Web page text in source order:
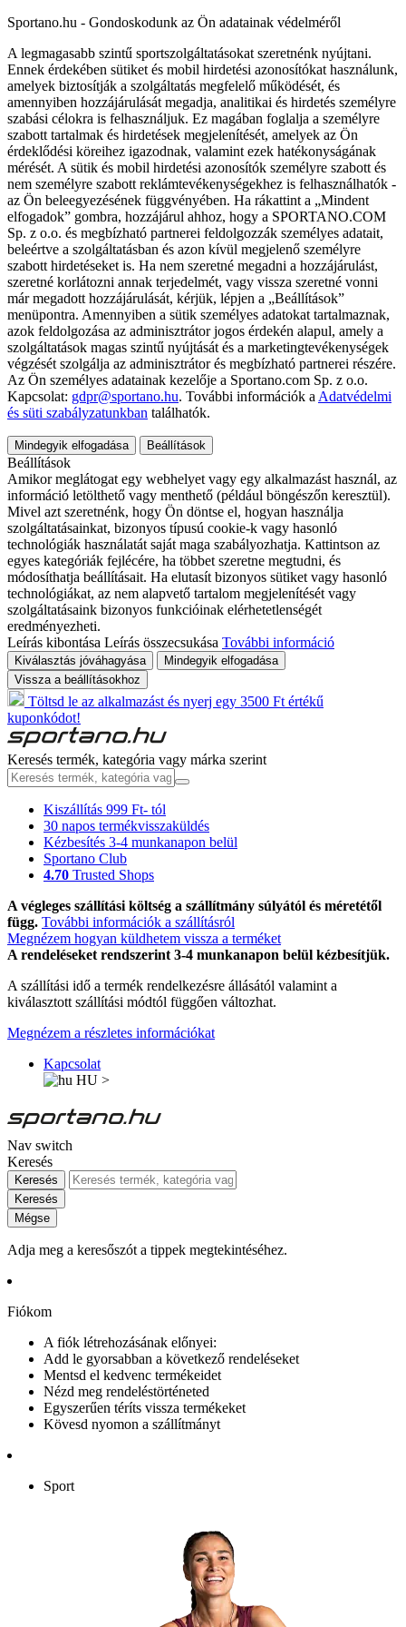
Sportano.hu - Gondoskodunk az Ön adatainak védelméről
A legmagasabb szintű sportszolgáltatásokat szeretnénk nyújtani.
Ennek érdekében sütiket és mobil hirdetési azonosítókat használunk,
amelyek biztosítják a szolgáltatás megfelelő működését, és
amennyiben hozzájárulását megadja, analitikai és hirdetés személyre
szabási célokra is felhasználjuk. Ez magában foglalja a személyre
szabott tartalmak és hirdetések megjelenítését, amelyek az Ön
érdeklődési köreihez igazodnak, valamint ezek hatékonyságának
mérését. A sütik és mobil hirdetési azonosítók személyre szabott és
nem személyre szabott reklámtevékenységekhez is felhasználhatók -
az Ön beleegyezésének függvényében. Ha rákattint a „Mindent
elfogadok” gombra, hozzájárul ahhoz, hogy a SPORTANO.COM
Sp. z o.o. és megbízható partnerei feldolgozzák személyes adatait,
beleértve a szolgáltatásban és azon kívül megjelenő személyre
szabott hirdetéseket is. Ha nem szeretné megadni a hozzájárulást,
szeretné korlátozni annak terjedelmét, vagy vissza szeretné vonni
már megadott hozzájárulását, kérjük, lépjen a „Beállítások”
menüpontra. Amennyiben a sütik személyes adatokat tartalmaznak,
azok feldolgozása az adminisztrátor jogos érdekén alapul, amely a
szolgáltatások magas szintű nyújtását és a marketingtevékenységek
végzését szolgálja az adminisztrátor és megbízható partnerei részére.
Az Ön személyes adatainak kezelője a Sportano.com Sp. z o.o.
Kapcsolat: gdpr@sportano.hu. További információk a Adatvédelmi
és süti szabályzatunkban találhatók.
Mindegyik elfogadása Beállítások
Beállítások
Amikor meglátogat egy webhelyet vagy egy alkalmazást használ, az
információ letölthető vagy menthető (például böngészőn keresztül).
Mivel azt szeretnénk, hogy Ön döntse el, hogyan használja
szolgáltatásainkat, bizonyos típusú cookie-k vagy hasonló
technológiák használatát saját maga szabályozhatja. Kattintson az
egyes kategóriák fejlécére, ha többet szeretne megtudni, és
módosíthatja beállításait. Ha elutasít bizonyos sütiket vagy hasonló
technológiákat, az nem alapvető tartalom megjelenítését vagy
szolgáltatásaink bizonyos funkcióinak elérhetetlenségét
eredményezheti.
Leírás kibontása Leírás összecsukása További információ
Kiválasztás jóváhagyása
Mindegyik elfogadása
Vissza a beállításokhoz
Töltsd le az alkalmazást és nyerj egy 3500 Ft értékű
kuponkódot!
Keresés termék, kategória vagy márka szerint
Kiszállítás 999 Ft- tól
30 napos termékvisszaküldés
Kézbesítés 3-4 munkanapon belül
Sportano Club
4.70 Trusted Shops
A végleges szállítási költség a szállítmány súlyától és méretétől
függ. További információk a szállításról
Megnézem hogyan küldhetem vissza a terméket
A rendeléseket rendszerint 3-4 munkanapon belül kézbesítjük.
A szállítási idő a termék rendelkezésre állásától valamint a
kiválasztott szállítási módtól függően változhat.
Megnézem a részletes információkat
Kapcsolat
HU >
Nav switch
Keresés
Keresés
Keresés
Mégse
Adja meg a keresőszót a tippek megtekintéséhez.
Fiókom
A fiók létrehozásának előnyei:
Add le gyorsabban a következő rendeléseket
Mentsd el kedvenc termékeidet
Nézd meg rendeléstörténeted
Egyszerűen téríts vissza termékeket
Kövesd nyomon a szállítmányt
Sport